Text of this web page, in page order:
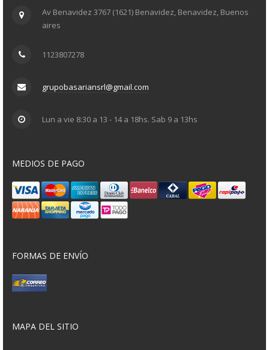
Av Benavidez 3767 (1621) Benavidez, Benavidez, Buenos
aires
1123807278
grupobasariansrl@gmail.com
Lun a vie 8:30 a 13 - 14 a 18hs. Sab 9 a 13hs
MEDIOS DE PAGO
FORMAS DE ENVÍO
MAPA DEL SITIO